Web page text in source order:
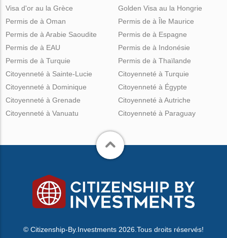
Visa d'or au la Grèce
Golden Visa au la Hongrie
Permis de à Oman
Permis de à Arabie Saoudite
Permis de à EAU
Permis de à Turquie
Permis de à Île Maurice
Permis de à Espagne
Permis de à Indonésie
Permis de à Thaïlande
Citoyenneté à Sainte-Lucie
Citoyenneté à Dominique
Citoyenneté à Grenade
Citoyenneté à Vanuatu
Citoyenneté à Turquie
Citoyenneté à Égypte
Citoyenneté à Autriche
Citoyenneté à Paraguay
© Citizenship-By.Investments 2026.Tous droits réservés!